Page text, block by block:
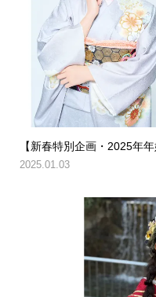
【新春特別企画・2025年
2025.01.03